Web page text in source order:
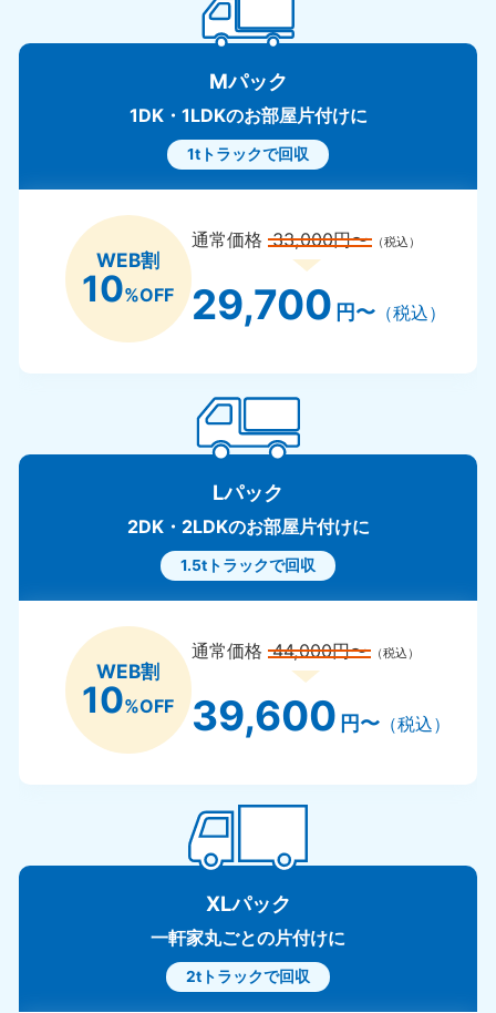
Mパック
1DK・1LDKのお部屋片付けに
1tトラックで回収
WEB割
10%OFF
通常価格33,000円〜 （税込）
29,700 円〜（税込）
Lパック
2DK・2LDKのお部屋片付けに
1.5tトラックで回収
WEB割
10%OFF
通常価格44,000円〜 （税込）
39,600 円〜（税込）
XLパック
一軒家丸ごとの片付けに
2tトラックで回収